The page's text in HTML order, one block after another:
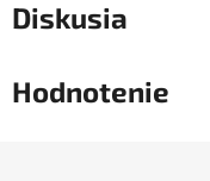
Diskusia
Hodnotenie